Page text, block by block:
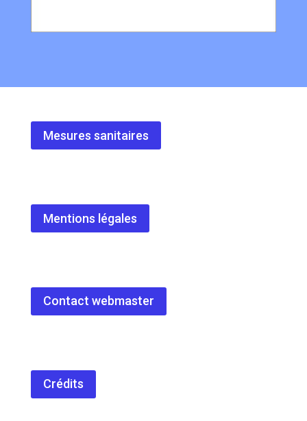
Mesures sanitaires
Mentions légales
Contact webmaster
Crédits